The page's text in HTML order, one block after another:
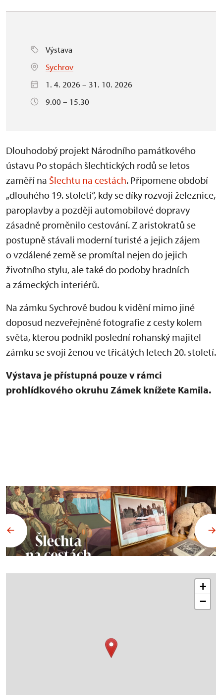
Výstava
Sychrov
1. 4. 2026 – 31. 10. 2026
9.00 – 15.30
Dlouhodobý projekt Národního památkového
ústavu Po stopách šlechtických rodů se letos
zaměří na Šlechtu na cestách. Připomene období
„dlouhého 19. století“, kdy se díky rozvoji železnice,
paroplavby a později automobilové dopravy
zásadně proměnilo cestování. Z aristokratů se
postupně stávali moderní turisté a jejich zájem
o vzdálené země se promítal nejen do jejich
životního stylu, ale také do podoby hradních
a zámeckých interiérů.
Na zámku Sychrově budou k vidění mimo jiné
doposud nezveřejněné fotografie z cesty kolem
světa, kterou podnikl poslední rohanský majitel
zámku se svoji ženou ve třicátých letech 20. století.
Výstava je přístupná pouze v rámci
prohlídkového okruhu Zámek knížete Kamila.
+
−